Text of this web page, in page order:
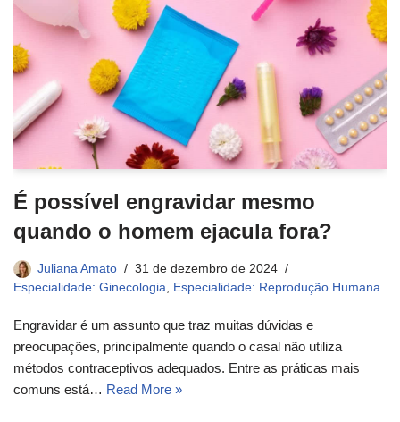
É possível engravidar mesmo
quando o homem ejacula fora?
Juliana Amato
31 de dezembro de 2024
Especialidade: Ginecologia
Especialidade: Reprodução Humana
Engravidar é um assunto que traz muitas dúvidas e
preocupações, principalmente quando o casal não utiliza
métodos contraceptivos adequados. Entre as práticas mais
comuns está… Read More »